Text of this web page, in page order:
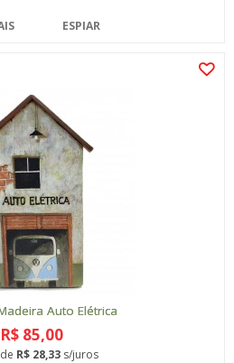
ESPIAR
Auto Elétrica
R$ 85,00
de R$ 28,33 s/juros